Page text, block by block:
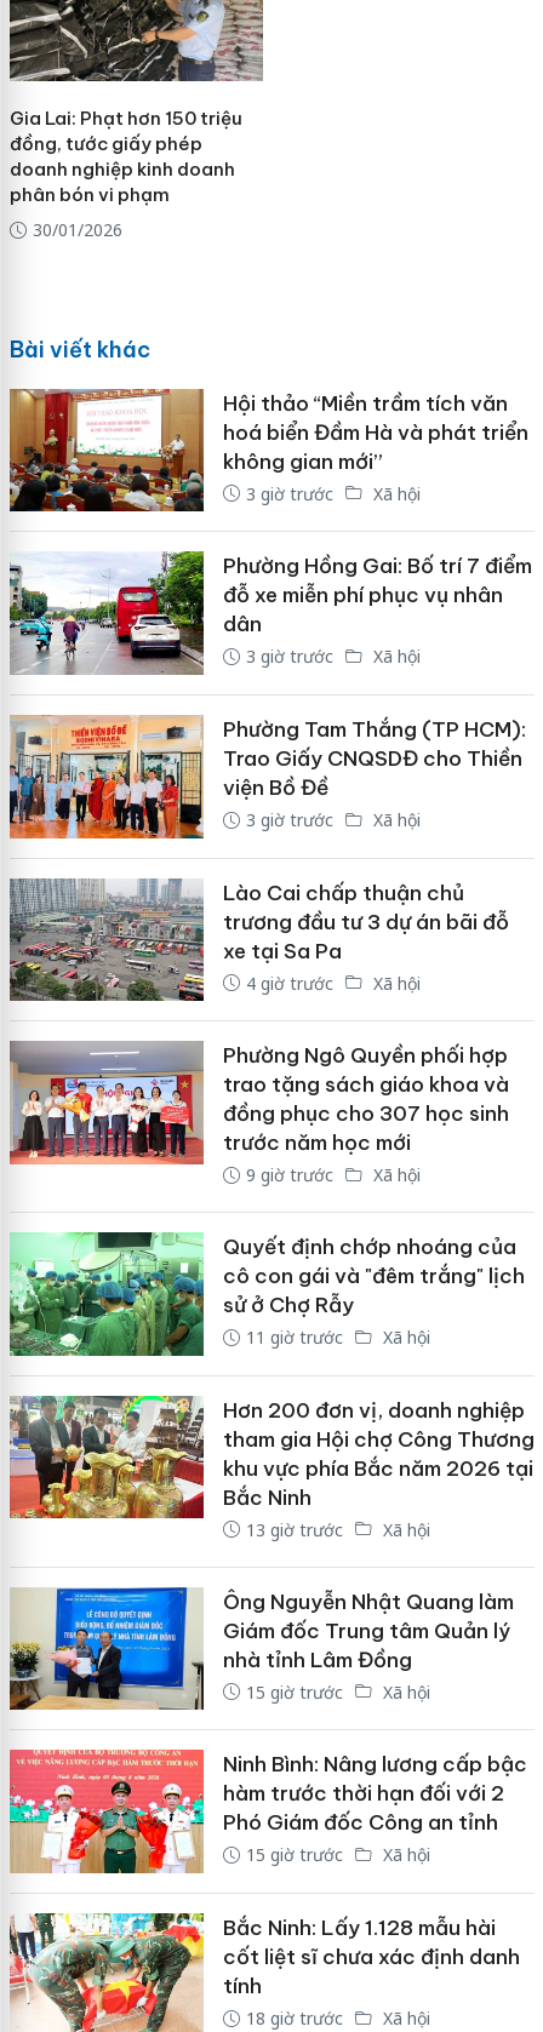
Gia Lai: Phạt hơn 150 triệu
đồng, tước giấy phép
doanh nghiệp kinh doanh
phân bón vi phạm
30/01/2026
Bài viết khác
Hội thảo “Miền trầm tích văn
hoá biển Đầm Hà và phát triển
không gian mới”
3 giờ trước Xã hội
Phường Hồng Gai: Bố trí 7 điểm
đỗ xe miễn phí phục vụ nhân
dân
3 giờ trước Xã hội
Phường Tam Thắng (TP HCM):
Trao Giấy CNQSDĐ cho Thiền
viện Bồ Đề
3 giờ trước Xã hội
Lào Cai chấp thuận chủ
trương đầu tư 3 dự án bãi đỗ
xe tại Sa Pa
4 giờ trước Xã hội
Phường Ngô Quyền phối hợp
trao tặng sách giáo khoa và
đồng phục cho 307 học sinh
trước năm học mới
9 giờ trước Xã hội
Quyết định chớp nhoáng của
cô con gái và "đêm trắng" lịch
sử ở Chợ Rẫy
11 giờ trước Xã hội
Hơn 200 đơn vị, doanh nghiệp
tham gia Hội chợ Công Thương
khu vực phía Bắc năm 2026 tại
Bắc Ninh
13 giờ trước Xã hội
Ông Nguyễn Nhật Quang làm
Giám đốc Trung tâm Quản lý
nhà tỉnh Lâm Đồng
15 giờ trước Xã hội
Ninh Bình: Nâng lương cấp bậc
hàm trước thời hạn đối với 2
Phó Giám đốc Công an tỉnh
15 giờ trước Xã hội
Bắc Ninh: Lấy 1.128 mẫu hài
cốt liệt sĩ chưa xác định danh
tính
18 giờ trước Xã hội